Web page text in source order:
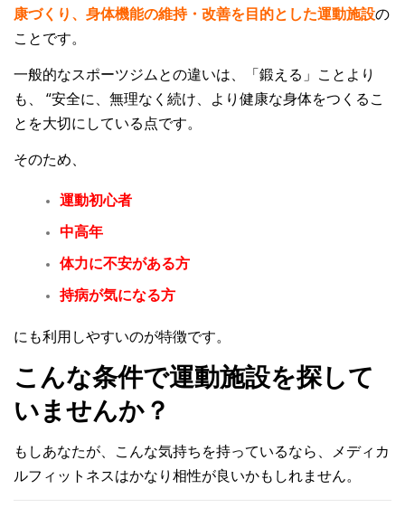
康づくり、身体機能の維持・改善を目的とした運動施設の
ことです。
一般的なスポーツジムとの違いは、
「鍛える」ことより
も、
“安全に、無理なく続け、より健康な身体をつくるこ
とを大切にしている点です。
そのため、
運動初心者
中高年
体力に不安がある方
持病が気になる方
にも利用しやすいのが特徴です。
こんな条件で運動施設を探して
いませんか？
もしあなたが、こんな気持ちを持っているなら、 メディカ
ルフィットネスはかなり相性が良いかもしれません。